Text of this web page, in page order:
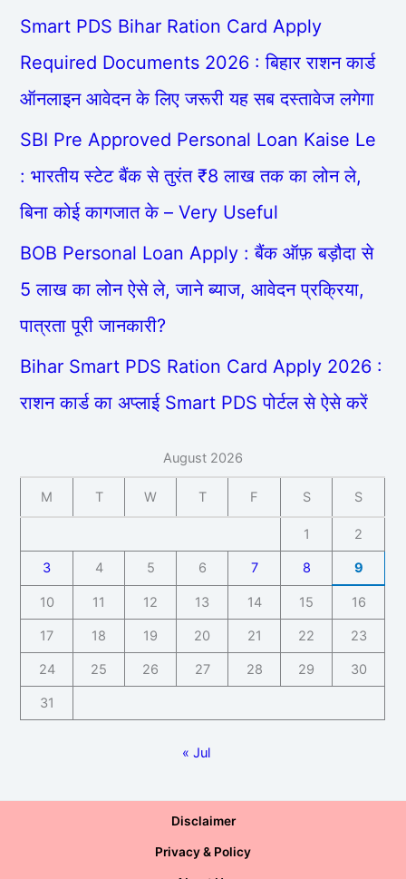
Smart PDS Bihar Ration Card Apply
Required Documents 2026 : बिहार राशन कार्ड
ऑनलाइन आवेदन के लिए जरूरी यह सब दस्तावेज लगेगा
SBI Pre Approved Personal Loan Kaise Le
: भारतीय स्टेट बैंक से तुरंत ₹8 लाख तक का लोन ले,
बिना कोई कागजात के – Very Useful
BOB Personal Loan Apply : बैंक ऑफ़ बड़ौदा से
5 लाख का लोन ऐसे ले, जाने ब्याज, आवेदन प्रक्रिया,
पात्रता पूरी जानकारी?
Bihar Smart PDS Ration Card Apply 2026 :
राशन कार्ड का अप्लाई Smart PDS पोर्टल से ऐसे करें
August 2026
M T W T F S S
1 2
3 4 5 6 7 8 9
10 11 12 13 14 15 16
17 18 19 20 21 22 23
24 25 26 27 28 29 30
31
« Jul
Disclaimer
Privacy & Policy